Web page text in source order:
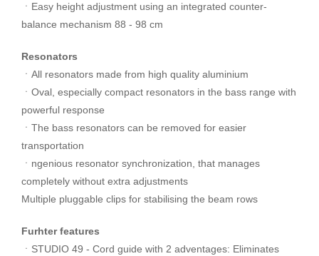
ㆍEasy height adjustment using an integrated counter-
balance mechanism 88 - 98 cm
Resonators
ㆍAll resonators made from high quality aluminium
ㆍOval, especially compact resonators in the bass range with
powerful response
ㆍThe bass resonators can be removed for easier
transportation
ㆍngenious resonator synchronization, that manages
completely without extra adjustments
Multiple pluggable clips for stabilising the beam rows
Furhter features
ㆍSTUDIO 49 - Cord guide with 2 adventages: Eliminates